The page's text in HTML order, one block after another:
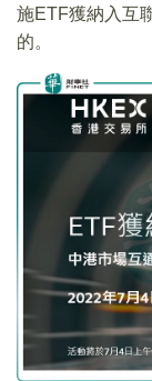
施ETF獲納入互
的。